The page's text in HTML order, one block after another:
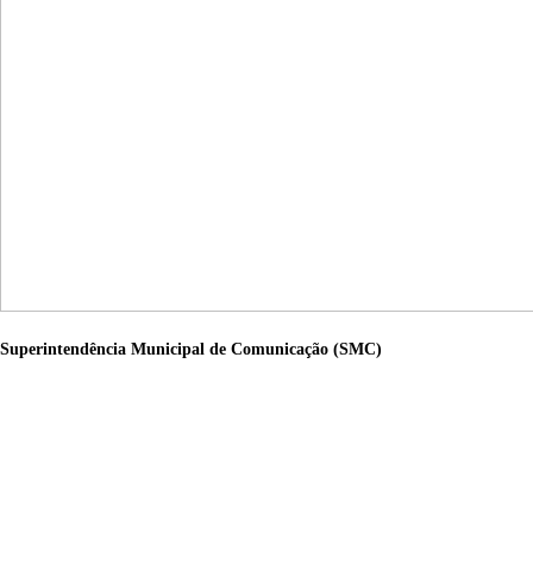
Superintendência Municipal de Comunicação (SMC)